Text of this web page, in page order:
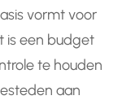
vormt voor
is een budget
te houden
aan